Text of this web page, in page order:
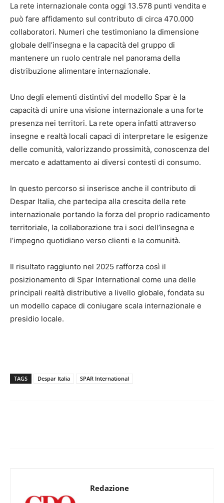
La rete internazionale conta oggi 13.578 punti vendita e
può fare affidamento sul contributo di circa 470.000
collaboratori. Numeri che testimoniano la dimensione
globale dell’insegna e la capacità del gruppo di
mantenere un ruolo centrale nel panorama della
distribuzione alimentare internazionale.
Uno degli elementi distintivi del modello Spar è la
capacità di unire una visione internazionale a una forte
presenza nei territori. La rete opera infatti attraverso
insegne e realtà locali capaci di interpretare le esigenze
delle comunità, valorizzando prossimità, conoscenza del
mercato e adattamento ai diversi contesti di consumo.
In questo percorso si inserisce anche il contributo di
Despar Italia, che partecipa alla crescita della rete
internazionale portando la forza del proprio radicamento
territoriale, la collaborazione tra i soci dell’insegna e
l’impegno quotidiano verso clienti e la comunità.
Il risultato raggiunto nel 2025 rafforza così il
posizionamento di Spar International come una delle
principali realtà distributive a livello globale, fondata su
un modello capace di coniugare scala internazionale e
presidio locale.
TAGS Despar Italia SPAR International
Redazione